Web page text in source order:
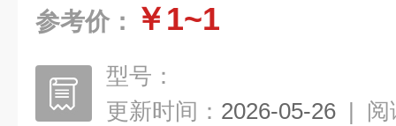
参考价： ￥1~1
型号：
更新时间： 2026-05-26 | 阅